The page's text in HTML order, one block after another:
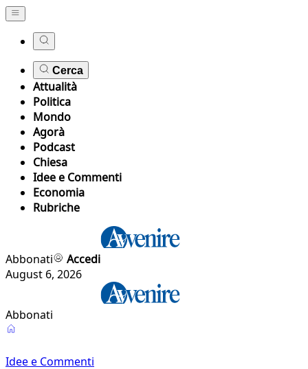
Cerca
Attualità
Politica
Mondo
Agorà
Podcast
Chiesa
Idee e Commenti
Economia
Rubriche
Abbonati
Accedi
August 6, 2026
Abbonati
Idee e Commenti